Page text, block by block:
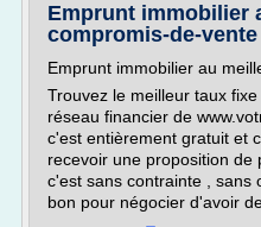
Emprunt immobilier
compromis-de-vente
Emprunt immobilier au
Trouvez le meilleur taux
réseau financier de
c'est entièrement gratuit et
recevoir une proposition de
c'est sans contrainte , sans
bon pour négocier d'avoir